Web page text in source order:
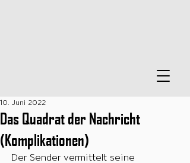
Das Quadrat der Nachricht
(Komplikationen)
10. Juni 2022
Der Sender vermittelt seine